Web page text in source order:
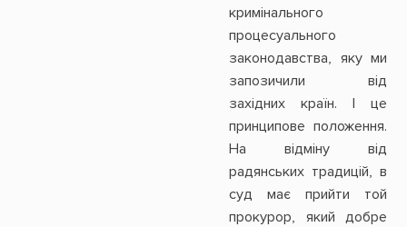
кримінального
процесуального
законодавства, яку ми
запозичили від
західних країн. І це
принципове положення.
На відміну від
радянських традицій, в
суд має прийти той
прокурор, який добре